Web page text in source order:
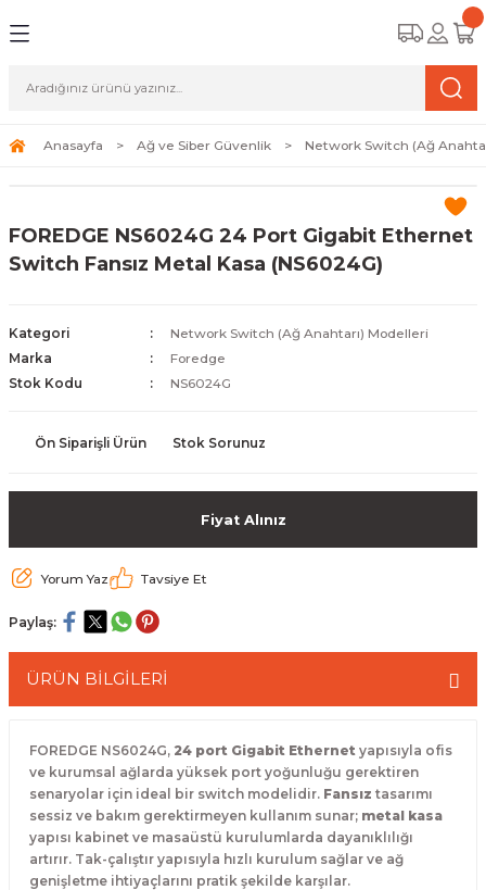
Sistemleri
Sistemleri (Network Kameraları)
ve Depolama Çözümleri
Kamera Lisansları
Güvenlik
Duvarı) Cihazları
Ağ Yönlendiricileri
Antivirüs Yazılımları
ve Depolama Ürünleri
SSD
Anasayfa Ağ ve Siber Güvenlik Network Switch (Ağ
FOREDGE NS6024G 24 Port Gigabit Ethernet
Switch Fansız Metal Kasa (NS6024G)
Kategori
Network Switch (Ağ Anahtarı) Modelleri
Marka
Foredge
Stok Kodu
NS6024G
Ön Siparişli Ürün Stok Sorunuz
Fiyat Alınız
Yorum Yaz Tavsiye Et
Paylaş:
ÜRÜN BİLGİLERİ
FOREDGE NS6024G, 24 port Gigabit Ethernet yapısıyla ofis
ve kurumsal ağlarda yüksek port yoğunluğu gerektiren
senaryolar için ideal bir switch modelidir. Fansız tasarımı
sessiz ve bakım gerektirmeyen kullanım sunar; metal kasa
yapısı kabinet ve masaüstü kurulumlarda dayanıklılığı
artırır. Tak-çalıştır yapısıyla hızlı kurulum sağlar ve ağ
genişletme ihtiyaçlarını pratik şekilde karşılar.